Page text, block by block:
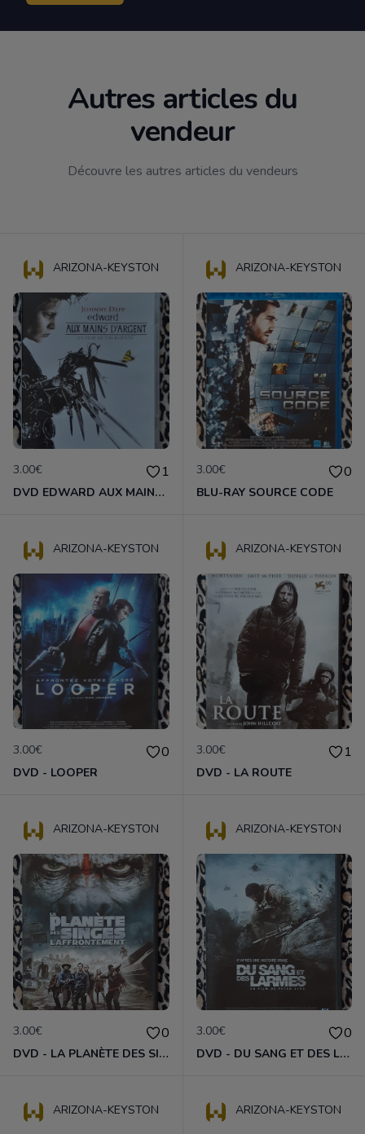
Autres articles du
vendeur
Découvre les autres articles du vendeurs
ARIZONA-KEYSTON
3.00€ 1
DVD EDWARD AUX MAINS D'ARGENT
ARIZONA-KEYSTON
3.00€ 0
BLU-RAY SOURCE CODE
ARIZONA-KEYSTON
3.00€ 0
DVD - LOOPER
ARIZONA-KEYSTON
3.00€ 1
DVD - LA ROUTE
ARIZONA-KEYSTON
3.00€ 0
DVD - LA PLANÈTE DES SINGES : L'AFFRONTEMENT
ARIZONA-KEYSTON
3.00€ 0
DVD - DU SANG ET DES LARMES
ARIZONA-KEYSTON ARIZONA-KEYSTON